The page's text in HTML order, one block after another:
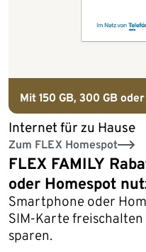
Mit 150 GB, 300 GB
Internet für zu Hause
Zum FLEX Homespot
FLEX FAMILY
oder Homespot
Smartphone oder
SIM-Karte
sparen.